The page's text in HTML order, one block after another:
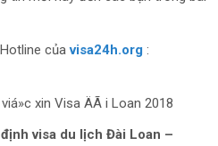
củavisa24h.org :
visa du lịch Đài Loan –